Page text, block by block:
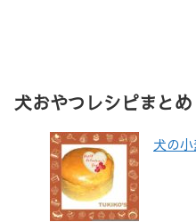
犬おやつレシピまとめ
犬の